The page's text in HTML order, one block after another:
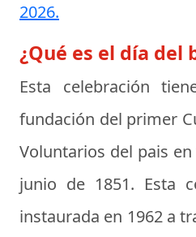
2026.
¿Qué es el día del
Esta celebración
fundación del primer
Voluntarios del pais
junio de 1851. Esta
instaurada en 1962 a